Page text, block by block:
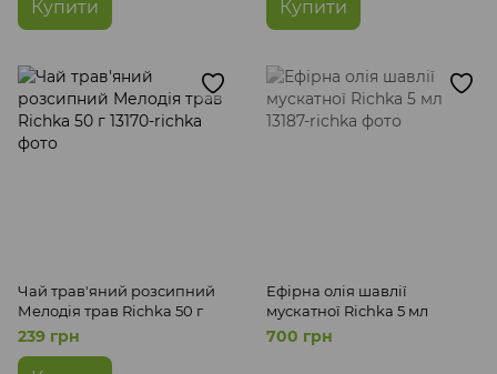
Купити Купити
Чай трав'яний розсипний
Мелодія трав Richka 50 г
239 грн
Ефірна олія шавлії
мускатної Richka 5 мл
700 грн